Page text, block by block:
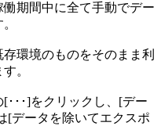
期間中に全て手動でデー
環境のものをそのまま利
。
･･･]をクリックし、[デー
[データを除いてエクスポ